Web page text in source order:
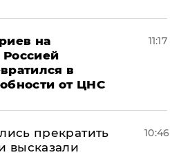
на
в
от ЦНС
11:17
прекратить
высказали
10:46